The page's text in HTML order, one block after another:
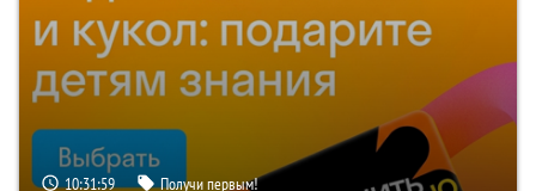
10:31:58 Получи первым!